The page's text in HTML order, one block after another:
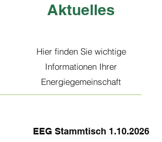
Aktuelles
Hier finden Sie wichtige
Informationen Ihrer
Energiegemeinschaft
EEG Stammtisch 1.10.2026